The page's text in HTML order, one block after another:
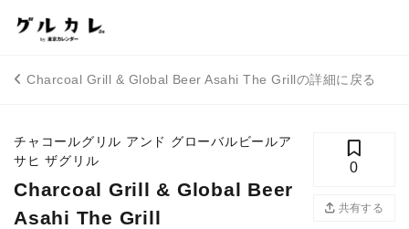
Charcoal Grill & Global Beer Asahi The Grillの詳細に戻る
チャコールグリル アンド グローバルビールア
サヒ ザグリル
Charcoal Grill & Global Beer
Asahi The Grill
0
共有する